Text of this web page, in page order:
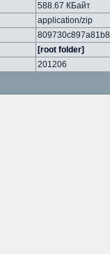
588.67 КБайт
application/zip
[root folder]
201206